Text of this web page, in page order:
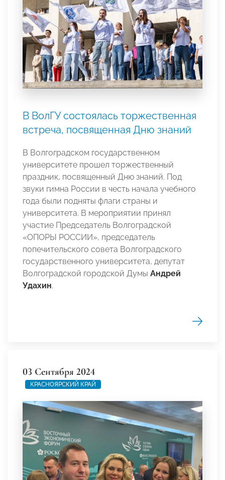
В ВолГУ состоялась торжественная
встреча, посвященная Дню знаний
В Волгоградском государственном
университете прошел торжественный
праздник, посвященный Дню знаний. Под
звуки гимна России в честь начала учебного
года были подняты флаги страны и
университета. В мероприятии принял
участие Председатель Волгоградской
«ОПОРЫ РОССИИ», председатель
попечительского совета Волгоградского
государственного университета, депутат
Волгоградской городской Думы Андрей
Удахин.
03 Сентября 2024
КРАСНОЯРСКИЙ КРАЙ